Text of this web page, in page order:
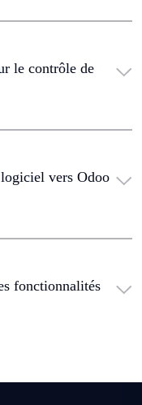
le contrôle de
vers Odoo
fonctionnalités